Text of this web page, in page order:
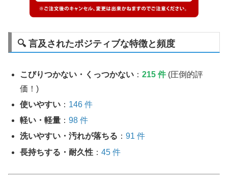
🔍 言及されたポジティブな特徴と頻度
こびりつかない・くっつかない ：215 件(圧倒的評
価！)
使いやすい ： 146 件
軽い・軽量 ：98 件
洗いやすい・汚れが落ちる ：91 件
長持ちする・耐久性 ：45 件